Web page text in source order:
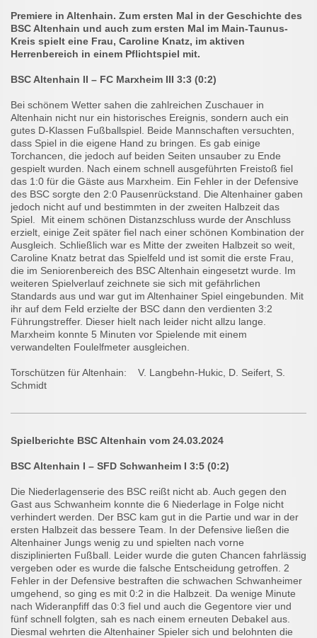
Premiere in Altenhain. Zum ersten Mal in der Geschichte des
BSC Altenhain und auch zum ersten Mal im Main-Taunus-
Kreis spielt eine Frau, Caroline Knatz, im aktiven
Herrenbereich in einem Pflichtspiel mit.
BSC Altenhain II – FC Marxheim III 3:3 (0:2)
Bei schönem Wetter sahen die zahlreichen Zuschauer in
Altenhain nicht nur ein historisches Ereignis, sondern auch ein
gutes D-Klassen Fußballspiel. Beide Mannschaften versuchten,
dass Spiel in die eigene Hand zu bringen. Es gab einige
Torchancen, die jedoch auf beiden Seiten unsauber zu Ende
gespielt wurden. Nach einem schnell ausgeführten Freistoß fiel
das 1:0 für die Gäste aus Marxheim. Ein Fehler in der Defensive
des BSC sorgte den 2:0 Pausenrückstand. Die Altenhainer gaben
jedoch nicht auf und bestimmten in der zweiten Halbzeit das
Spiel. Mit einem schönen Distanzschluss wurde der Anschluss
erzielt, einige Zeit später fiel nach einer schönen Kombination der
Ausgleich. Schließlich war es Mitte der zweiten Halbzeit so weit,
Caroline Knatz betrat das Spielfeld und ist somit die erste Frau,
die im Seniorenbereich des BSC Altenhain eingesetzt wurde. Im
weiteren Spielverlauf zeichnete sie sich mit gefährlichen
Standards aus und war gut im Altenhainer Spiel eingebunden. Mit
ihr auf dem Feld erzielte der BSC dann den verdienten 3:2
Führungstreffer. Dieser hielt nach leider nicht allzu lange.
Marxheim konnte 5 Minuten vor Spielende mit einem
verwandelten Foulelfmeter ausgleichen.
Torschützen für Altenhain: V. Langbehn-Hukic, D. Seifert, S.
Schmidt
Spielberichte BSC Altenhain vom 24.03.2024
BSC Altenhain I – SFD Schwanheim I 3:5 (0:2)
Die Niederlagenserie des BSC reißt nicht ab. Auch gegen den
Gast aus Schwanheim konnte die 6 Niederlage in Folge nicht
verhindert werden. Der BSC kam gut in die Partie und war in der
ersten Halbzeit das bessere Team. In der Defensive ließen die
Altenhainer Jungs wenig zu und spielten nach vorne
disziplinierten Fußball. Leider wurde die guten Chancen fahrlässig
vergeben oder es wurde die falsche Entscheidung getroffen. 2
Fehler in der Defensive bestraften die schwachen Schwanheimer
umgehend, so ging es mit 0:2 in die Halbzeit. Da wenige Minute
nach Wideranpfiff das 0:3 fiel und auch die Gegentore vier und
fünf schnell folgten, sah es nach einem erneuten Debakel aus.
Diesmal wehrten die Altenhainer Spieler sich und belohnten die